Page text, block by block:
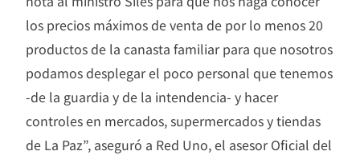
los precios máximos de venta de por lo menos 20
productos de la canasta familiar para que nosotros
podamos desplegar el poco personal que tenemos
-de la guardia y de la intendencia- y hacer
controles en mercados, supermercados y tiendas
de La Paz”, aseguró a Red Uno, el asesor Oficial del